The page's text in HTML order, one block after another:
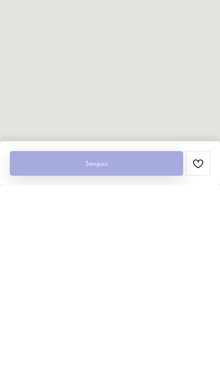
Запрос